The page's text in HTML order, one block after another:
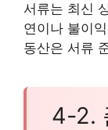
서류는 최신
연이나 불이
동산은 서류
4-2.